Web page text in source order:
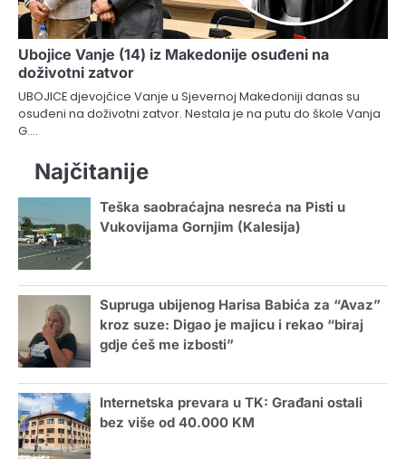
Ubojice Vanje (14) iz Makedonije osuđeni na
doživotni zatvor
UBOJICE djevojčice Vanje u Sjevernoj Makedoniji danas su
osuđeni na doživotni zatvor. Nestala je na putu do škole Vanja
G.…
Najčitanije
Teška saobraćajna nesreća na Pisti u
Vukovijama Gornjim (Kalesija)
Supruga ubijenog Harisa Babića za “Avaz”
kroz suze: Digao je majicu i rekao “biraj
gdje ćeš me izbosti”
Internetska prevara u TK: Građani ostali
bez više od 40.000 KM